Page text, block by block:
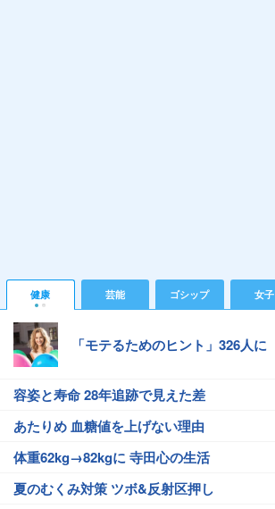
健康 芸能 ゴシップ 女子
「モテるためのヒント」326人に
容姿と寿命 28年追跡で見えた差
あたりめ 血糖値を上げない理由
体重62kg→82kgに 寺田心の生活
夏のむくみ対策 ツボ&反射区押し